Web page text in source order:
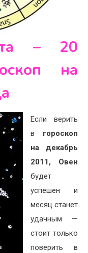
– 20
на
Если верить
в гороскоп
на декабрь
2011, Овен
будет
успешен и
месяц станет
удачным —
стоит только
поверить в